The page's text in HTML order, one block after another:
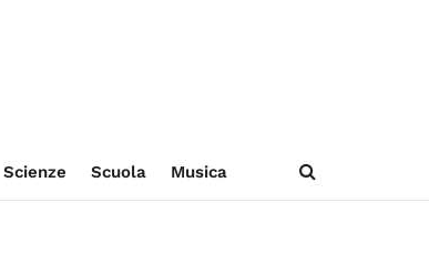
Scienze Scuola Musica